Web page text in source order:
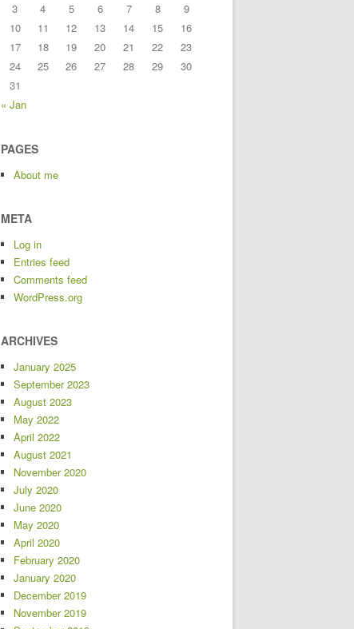
3
4 5 6 7 8
9
10
11 12 13 14 15
16
17
18 19 20 21 22
23
24
25 26 27 28 29
30
31
« Jan
PAGES
About me
META
Log in
Entries feed
Comments feed
WordPress.org
ARCHIVES
January 2025
September 2023
August 2023
May 2022
April 2022
August 2021
November 2020
July 2020
June 2020
May 2020
April 2020
February 2020
January 2020
December 2019
November 2019